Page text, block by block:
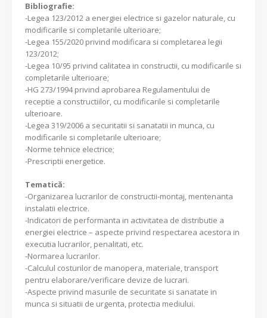
Bibliografie:
-Legea 123/2012 a energiei electrice si gazelor naturale, cu
modificarile si completarile ulterioare;
-Legea 155/2020 privind modificara si completarea legii
123/2012;
-Legea 10/95 privind calitatea in constructii, cu modificarile si
completarile ulterioare;
-HG 273/1994 privind aprobarea Regulamentului de
receptie a constructiilor, cu modificarile si completarile
ulterioare.
-Legea 319/2006 a securitatii si sanatatii in munca, cu
modificarile si completarile ulterioare;
-Norme tehnice electrice;
-Prescriptii energetice.
Tematică:
-Organizarea lucrarilor de constructii-montaj, mentenanta
instalatii electrice.
-Indicatori de performanta in activitatea de distributie a
energiei electrice – aspecte privind respectarea acestora in
executia lucrarilor, penalitati, etc.
-Normarea lucrarilor.
-Calculul costurilor de manopera, materiale, transport
pentru elaborare/verificare devize de lucrari.
-Aspecte privind masurile de securitate si sanatate in
munca si situatii de urgenta, protectia mediului.